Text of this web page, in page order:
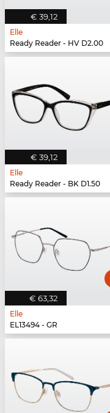
€ 39,12
Elle
Ready Reader - HV D2.00
€ 39,12
Elle
Ready Reader - BK D1.50
€ 63,32
Elle
EL13494 - GR